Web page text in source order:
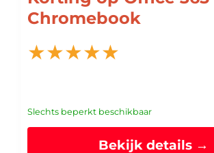
Chromebook
★★★★★
Slechts beperkt beschikbaar
Bekijk details →